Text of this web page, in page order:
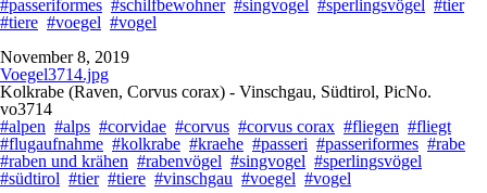
#passeriformes #schilfbewohner #singvogel #sperlingsvögel #tier
#tiere #voegel #vogel
November 8, 2019
Voegel3714.jpg
Kolkrabe (Raven, Corvus corax) - Vinschgau, Südtirol, PicNo.
vo3714
#alpen #alps #corvidae #corvus #corvus corax #fliegen #fliegt
#flugaufnahme #kolkrabe #kraehe #passeri #passeriformes #rabe
#raben und krähen #rabenvögel #singvogel #sperlingsvögel
#südtirol #tier #tiere #vinschgau #voegel #vogel